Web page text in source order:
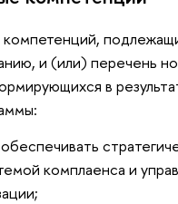
компетенций,
и (или) перечень
в
комплаенса и